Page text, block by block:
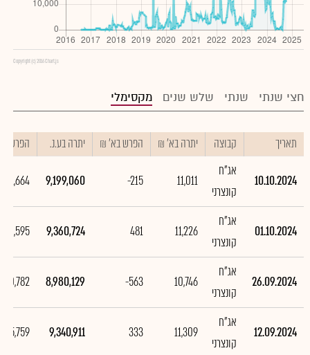
Copyright (c) 2016 Chart.js
חצי שנתי שנתי שלש שנים מקסימלי
תאריך קבוצה יתרה בא' ₪ הפרש בא' ₪ יתרה בע.נ. הפרש
10.10.2024
אג"ח
קונצרני
11,011
-215
9,199,060
01.10.2024
אג"ח
קונצרני
11,226
481
9,360,724
26.09.2024
אג"ח
קונצרני
10,746
-563
8,980,129
12.09.2024
אג"ח
קונצרני
11,309
333
9,340,911
285,759